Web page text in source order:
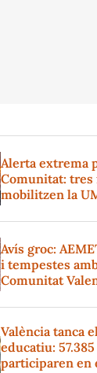
Alerta extrema
Comunitat: tres
mobilitzen la
Avís groc:
i tempestes
Comunitat
València tanca
educatiu:
participaren en